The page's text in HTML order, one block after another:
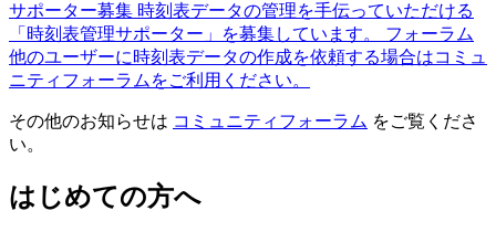
サポーター募集 時刻表データの管理を手伝っていただける
「時刻表管理サポーター」を募集しています。
フォーラム
他のユーザーに時刻表データの作成を依頼する場合はコミュ
ニティフォーラムをご利用ください。
その他のお知らせは コミュニティフォーラム をご覧くださ
い。
はじめての方へ